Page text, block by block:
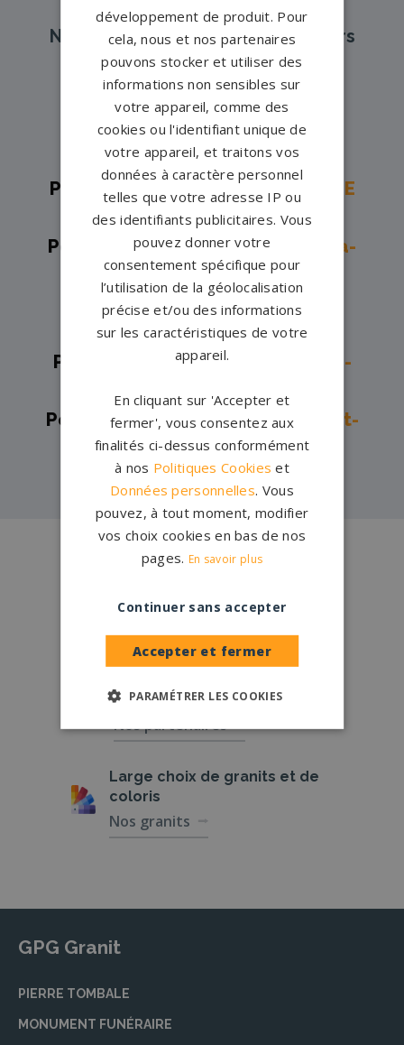
Nos pompes funèbres et marbriers
partenaires à proximité
Pompes funèbres -Antibes→
Pompes funèbres -Grasse→
Pompes funèbres -
LA ROQUETTE
SUR SIAGNE→
Pompes funèbres -Mandelieu-la-
Napoule→
Pompes funèbres - Nice→
Pompes funèbres -Pégomas→
Pompes funèbres -
Roquebrune-
Cap-Martin→
Pompes funèbres -Saint-Laurent-
du-Var→
Qui sommes-nous ?
Configurateur
1.200 partenairesen France
Nos partenaires
Large choix de granits et de
coloris
Nos granits
GPG Granit
PIERRE TOMBALE
MONUMENT FUNÉRAIRE
développement de produit. Pour
cela, nous et nos partenaires
pouvons stocker et utiliser des
informations non sensibles sur
votre appareil, comme des
cookies ou l'identifiant unique de
votre appareil, et traitons vos
données à caractère personnel
telles que votre adresse IP ou
des identifiants publicitaires. Vous
pouvez donner votre
consentement spécifique pour
l’utilisation de la géolocalisation
précise et/ou des informations
sur les caractéristiques de votre
appareil.
En cliquant sur 'Accepter et
fermer', vous consentez aux
finalités ci-dessus conformément
à nos Politiques Cookies et
Données personnelles. Vous
pouvez, à tout moment, modifier
vos choix cookies en bas de nos
pages. En savoir plus
Accepter et fermer
Continuer sans accepter
PARAMÉTRER LES COOKIES